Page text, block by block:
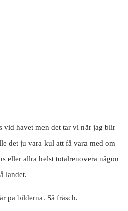
vid havet men det tar vi när jag blir
det ju vara kul att få vara med om
eller allra helst totalrenovera någon
landet.
på bilderna. Så fräsch.